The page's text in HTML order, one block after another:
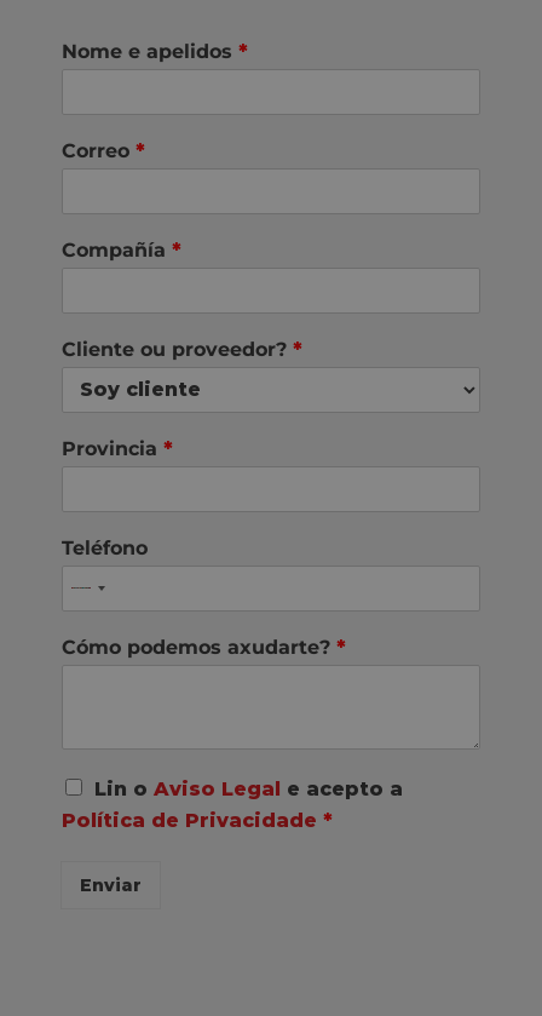
Nome e apelidos *
Correo *
Compañía *
Cliente ou proveedor? *
Provincia *
Teléfono
Cómo podemos axudarte? *
A
o
Lin o Aviso Legal e acepto a
Política de Privacidade *
Enviar